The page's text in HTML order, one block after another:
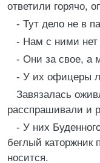
ответили горячо,
- Тут дело не в
- Нам с ними нет
- Они за свое, а
- У их офицеры
Завязалась
расспрашивали и
- У них
беглый каторжник
носится.